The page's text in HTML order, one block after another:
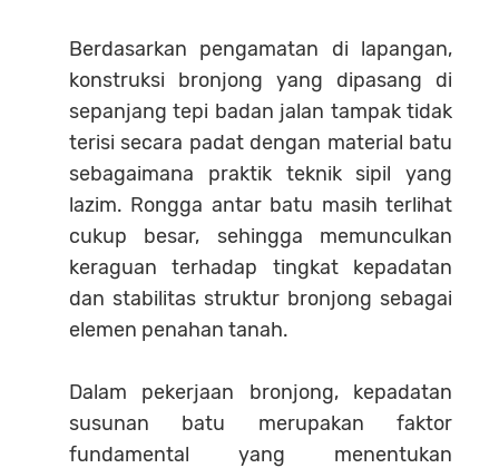
Berdasarkan pengamatan di lapangan,
konstruksi bronjong yang dipasang di
sepanjang tepi badan jalan tampak tidak
terisi secara padat dengan material batu
sebagaimana praktik teknik sipil yang
lazim. Rongga antar batu masih terlihat
cukup besar, sehingga memunculkan
keraguan terhadap tingkat kepadatan
dan stabilitas struktur bronjong sebagai
elemen penahan tanah.
Dalam pekerjaan bronjong, kepadatan
susunan batu merupakan faktor
fundamental yang menentukan